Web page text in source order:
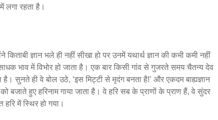
लगा रहता है।
ज्ञान भले ही नहीं सीखा हो पर उनमें यथार्थ ज्ञान की कभी कमी नहीं
भाव में विभोर हो जाता है। एक बार किसी गांव से गुजरते समय चैतन्य देव
सुनते ही वे बोल उठे, ‘इस मिट्टी से मृदंग बनता है!’ और एकदम बाह्यज्ञान
बजाते हुए हरिनाम गाया जाता है। वे हरि सब के प्राणों के प्राण हैं, वे सुंदर
में स्थिर हो गया।